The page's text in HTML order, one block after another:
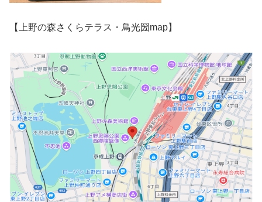
【上野の森さくらテラス・鳥光圀map】